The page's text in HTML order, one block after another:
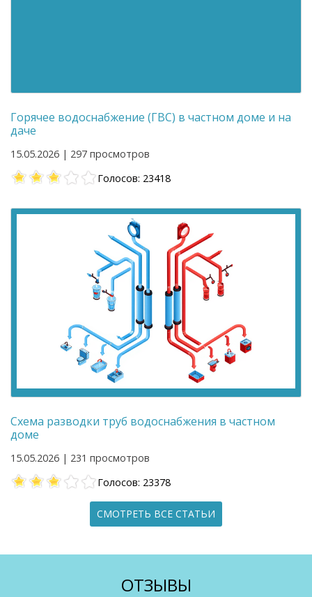
Горячее водоснабжение (ГВС) в частном доме и на
даче
15.05.2026 | 297 просмотров
Голосов: 23418
Схема разводки труб водоснабжения в частном
доме
15.05.2026 | 231 просмотров
Голосов: 23378
СМОТРЕТЬ ВСЕ СТАТЬИ
ОТЗЫВЫ